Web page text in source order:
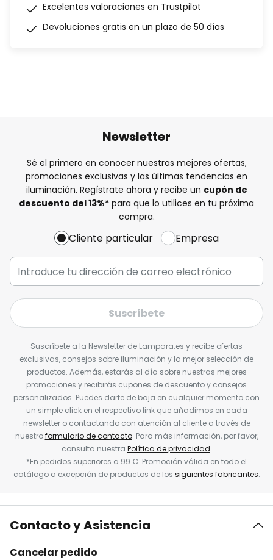
Excelentes valoraciones en Trustpilot
Devoluciones gratis en un plazo de 50 días
Newsletter
Sé el primero en conocer nuestras mejores ofertas,
promociones exclusivas y las últimas tendencias en
iluminación. Regístrate ahora y recibe un cupón de
descuento del13%* para que lo utilices en tu próxima
compra.
Cliente particular Empresa
Suscríbete
Suscríbete a la Newsletter de Lampara.es y recibe ofertas
exclusivas, consejos sobre iluminación y la mejor selección de
productos. Además, estarás al día sobre nuestras mejores
promociones y recibirás cupones de descuento y consejos
personalizados. Puedes darte de baja en cualquier momento con
un simple click en el respectivo link que añadimos en cada
newsletter o contactando con atención al cliente a través de
nuestroformulario de contacto. Para más información, por favor,
consulta nuestra Política de privacidad.
*En pedidos superiores a 99 €. Promoción válida en todo el
catálogo a excepción de productos de los siguientes fabricantes.
Contacto y Asistencia
Cancelar pedido